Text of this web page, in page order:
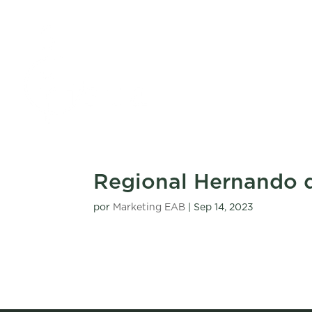
Regional Hernando
por Marketing EAB Sep 14, 2023